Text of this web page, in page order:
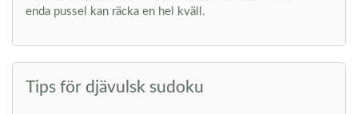
enda pussel kan räcka en hel kväll.
Tips för djävulsk sudoku